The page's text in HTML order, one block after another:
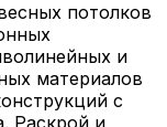
потолков
и
материалов
с
Раскрой и